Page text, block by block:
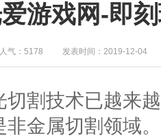
游戏网-即
人气：5178 发表时间：2019-12-04
技术已越来越
非金属切割领域